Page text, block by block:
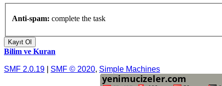
Anti-spam: complete the task
Bilim ve Kuran
SMF 2.0.19 SMF © 2020, Simple Machines